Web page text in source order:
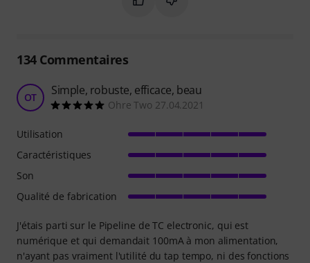
134Commentaires
OT Simple, robuste, efficace, beau
Ohre Two 27.04.2021
J'étais parti sur le Pipeline de TC electronic, qui est
numérique et qui demandait 100mA à mon alimentation,
n'ayant pas vraiment l'utilité du tap tempo, ni des fonctions
Utilisation
Caractéristiques
Son
Qualité de fabrication